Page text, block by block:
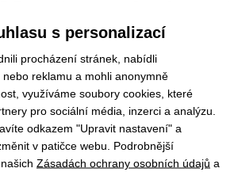
Skladem
199 Kč
Singing Rock Zaza
s personalizací
procházení stránek, nabídli
reklamu a mohli anonymně
využíváme soubory cookies, které
pro sociální média, inzerci a analýzu.
odkazem "Upravit nastavení" a
v patičce webu. Podrobnější
Zásadách ochrany osobních údajů a